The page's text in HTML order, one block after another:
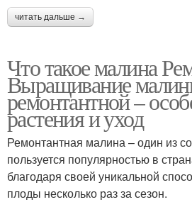
читать дальше →
Что такое малина
Выращивание
ремонтантной –
растения и уход
Ремонтантная малина – один из
пользуется популярностью в
благодаря своей уникальной
плоды несколько раз за сезон.